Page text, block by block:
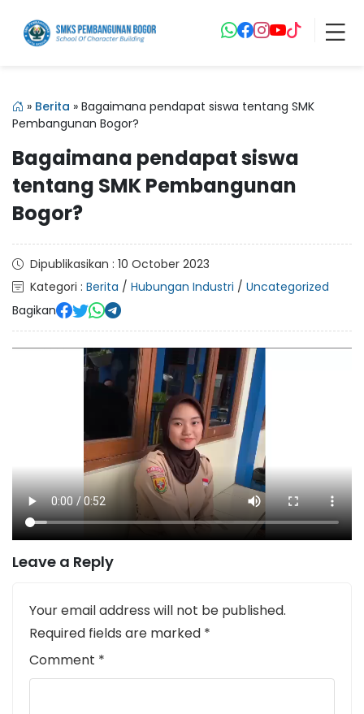
» Berita » Bagaimana pendapat siswa tentang SMK
Pembangunan Bogor?
Bagaimana pendapat siswa
tentang SMK Pembangunan
Bogor?
Dipublikasikan : 10 October 2023
Kategori : Berita / Hubungan Industri / Uncategorized
Bagikan
Leave a Reply
Your email address will not be published.
Required fields are marked *
Comment *